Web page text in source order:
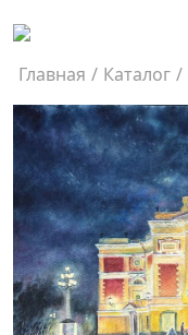
Главная / Каталог /